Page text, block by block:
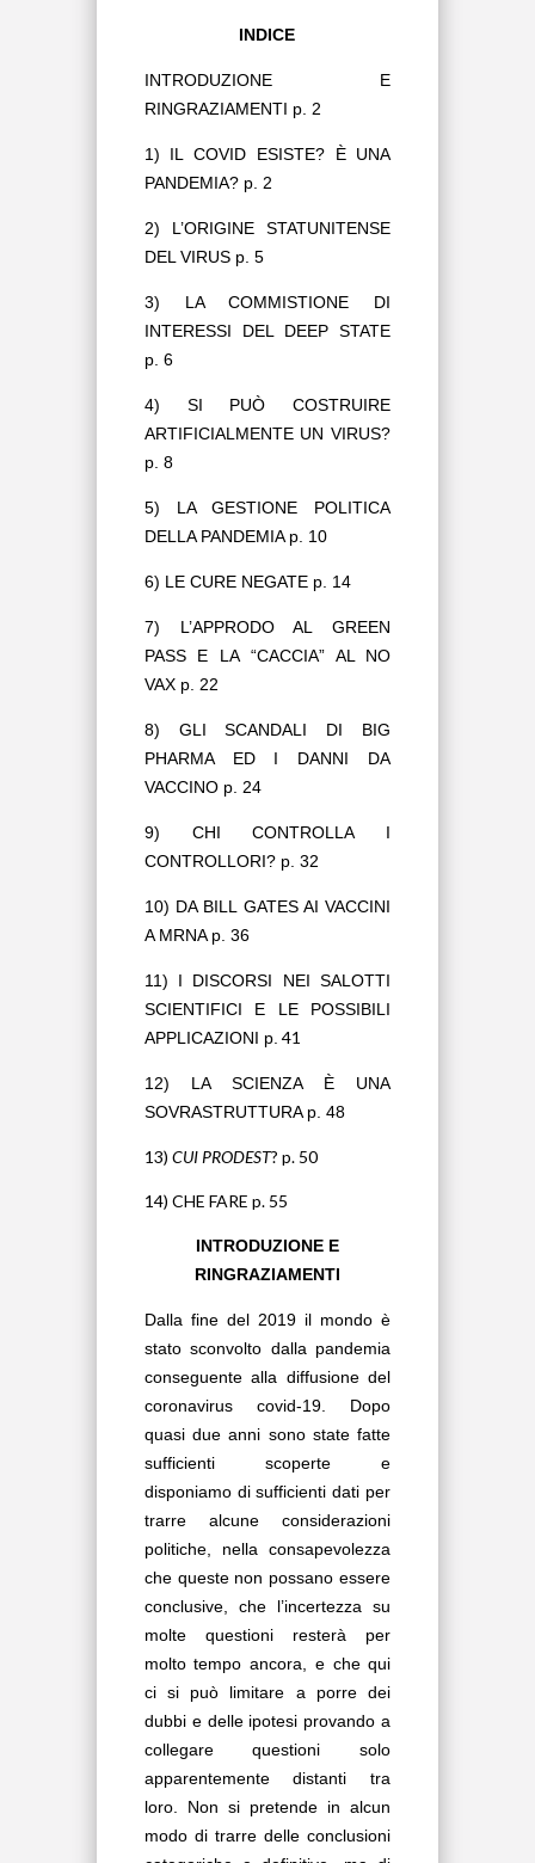
INDICE
INTRODUZIONE E
RINGRAZIAMENTI p. 2
1) IL COVID ESISTE? È UNA
PANDEMIA? p. 2
2) L’ORIGINE STATUNITENSE
DEL VIRUS p. 5
3) LA COMMISTIONE DI
INTERESSI DEL DEEP STATE
p. 6
4) SI PUÒ COSTRUIRE
ARTIFICIALMENTE UN VIRUS?
p. 8
5) LA GESTIONE POLITICA
DELLA PANDEMIA p. 10
6) LE CURE NEGATE p. 14
7) L’APPRODO AL GREEN
PASS E LA “CACCIA” AL NO
VAX p. 22
8) GLI SCANDALI DI BIG
PHARMA ED I DANNI DA
VACCINO p. 24
9) CHI CONTROLLA I
CONTROLLORI? p. 32
10) DA BILL GATES AI VACCINI
A MRNA p. 36
11) I DISCORSI NEI SALOTTI
SCIENTIFICI E LE POSSIBILI
APPLICAZIONI p. 41
12) LA SCIENZA È UNA
SOVRASTRUTTURA p. 48
13) CUI PRODEST? p. 50
14) CHE FARE p. 55
INTRODUZIONE E
RINGRAZIAMENTI
Dalla fine del 2019 il mondo è
stato sconvolto dalla pandemia
conseguente alla diffusione del
coronavirus covid-19. Dopo
quasi due anni sono state fatte
sufficienti scoperte e
disponiamo di sufficienti dati per
trarre alcune considerazioni
politiche, nella consapevolezza
che queste non possano essere
conclusive, che l’incertezza su
molte questioni resterà per
molto tempo ancora, e che qui
ci si può limitare a porre dei
dubbi e delle ipotesi provando a
collegare questioni solo
apparentemente distanti tra
loro. Non si pretende in alcun
modo di trarre delle conclusioni